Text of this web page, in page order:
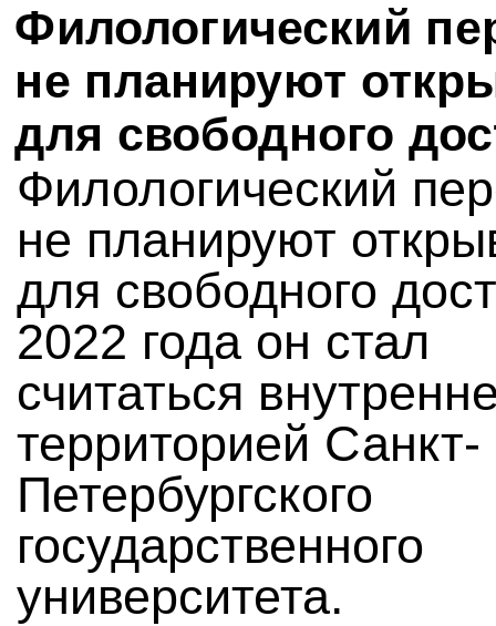
Филологический
не планируют
для свободного
Филологический
не планируют
для свободного
2022 года он стал
считаться
территорией Санкт-
Петербургского
государственного
университета.